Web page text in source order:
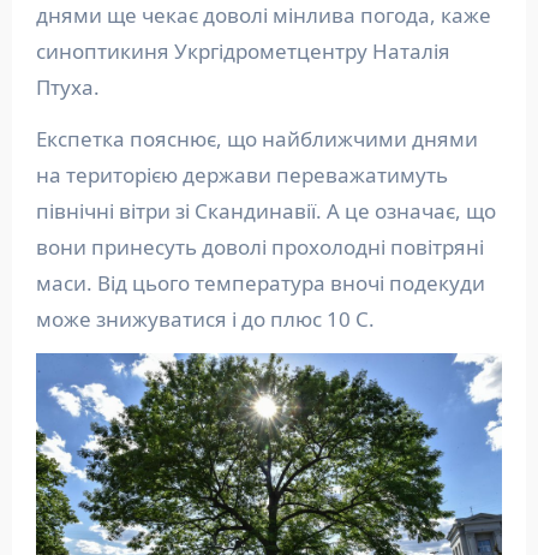
днями ще чекає доволі мінлива погода, каже
синоптикиня Укргідрометцентру Наталія
Птуха.
Експетка пояснює, що найближчими днями
на територією держави переважатимуть
північні вітри зі Скандинавії. А це означає, що
вони принесуть доволі прохолодні повітряні
маси. Від цього температура вночі подекуди
може знижуватися і до плюс 10 С.